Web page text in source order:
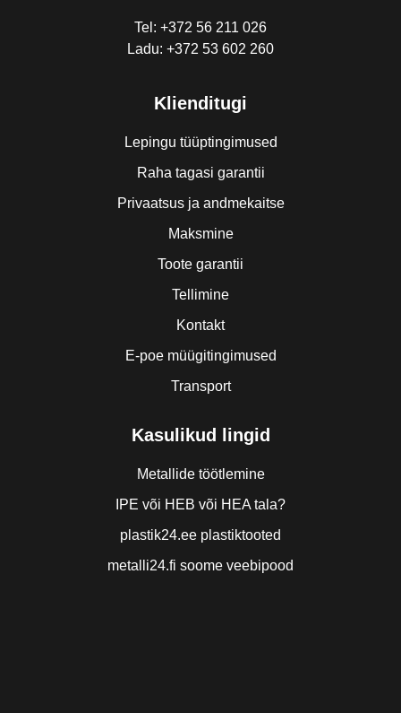
Tel: +372 56 211 026
Ladu: +372 53 602 260
Klienditugi
Lepingu tüüptingimused
Raha tagasi garantii
Privaatsus ja andmekaitse
Maksmine
Toote garantii
Tellimine
Kontakt
E-poe müügitingimused
Transport
Kasulikud lingid
Metallide töötlemine
IPE või HEB või HEA tala?
plastik24.ee plastiktooted
metalli24.fi soome veebipood